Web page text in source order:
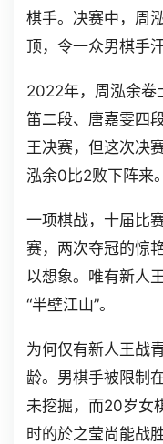
棋手。决赛中，周
顶，令一众男棋手汗
2022年，周泓余卷
笛二段、唐嘉雯四
王决赛，但这次决
泓余0比2败下阵来。
一项棋战，十届比
赛，两次夺冠的惊
以想象。唯有新人
“半壁江山”。
为何仅有新人王战
龄。男棋手被限制
未挖掘，而20岁女
时的於之莹尚能战